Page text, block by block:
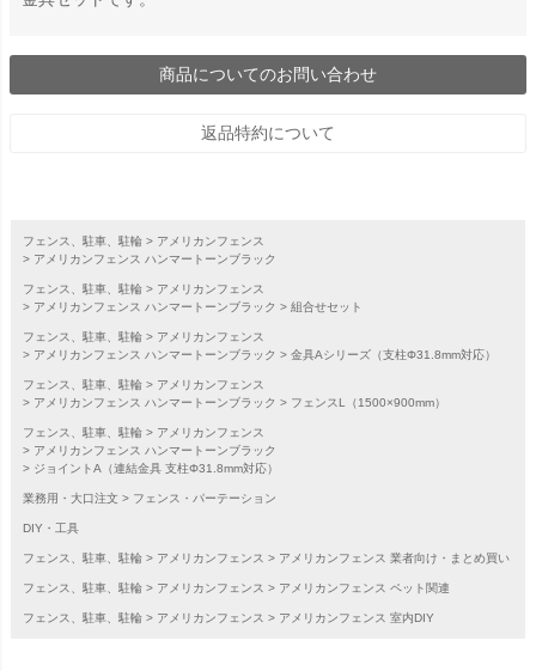
商品についてのお問い合わせ
返品特約について
フェンス、駐車、駐輪
アメリカンフェンス
アメリカンフェンス ハンマートーンブラック
フェンス、駐車、駐輪
アメリカンフェンス
アメリカンフェンス ハンマートーンブラック
組合せセット
フェンス、駐車、駐輪
アメリカンフェンス
アメリカンフェンス ハンマートーンブラック
金具Aシリーズ（支柱Φ31.8mm対応）
フェンス、駐車、駐輪
アメリカンフェンス
アメリカンフェンス ハンマートーンブラック
フェンスL（1500×900mm）
フェンス、駐車、駐輪
アメリカンフェンス
アメリカンフェンス ハンマートーンブラック
ジョイントA（連結金具 支柱Φ31.8mm対応）
業務用・大口注文 フェンス・パーテーション
DIY・工具
フェンス、駐車、駐輪 アメリカンフェンス アメリカンフェンス 業者向け・まとめ買い
フェンス、駐車、駐輪 アメリカンフェンス アメリカンフェンス ペット関連
フェンス、駐車、駐輪 アメリカンフェンス アメリカンフェンス 室内DIY